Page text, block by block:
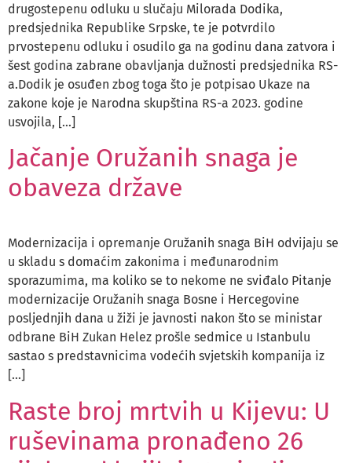
drugostepenu odluku u slučaju Milorada Dodika,
predsjednika Republike Srpske, te je potvrdilo
prvostepenu odluku i osudilo ga na godinu dana zatvora i
šest godina zabrane obavljanja dužnosti predsjednika RS-
a.Dodik je osuđen zbog toga što je potpisao Ukaze na
zakone koje je Narodna skupština RS-a 2023. godine
usvojila, […]
Jačanje Oružanih snaga je
obaveza države
Modernizacija i opremanje Oružanih snaga BiH odvijaju se
u skladu s domaćim zakonima i međunarodnim
sporazumima, ma koliko se to nekome ne sviđalo Pitanje
modernizacije Oružanih snaga Bosne i Hercegovine
posljednjih dana u žiži je javnosti nakon što se ministar
odbrane BiH Zukan Helez prošle sedmice u Istanbulu
sastao s predstavnicima vodećih svjetskih kompanija iz
[…]
Raste broj mrtvih u Kijevu: U
ruševinama pronađeno 26